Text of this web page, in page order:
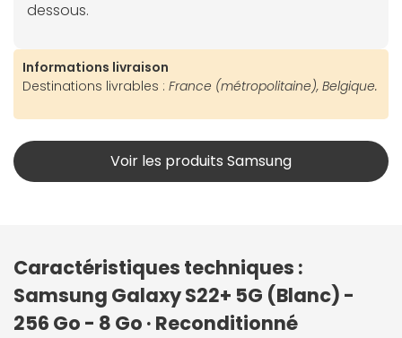
dessous.
Informations livraison
Destinations livrables : France (métropolitaine), Belgique.
Voir les produits Samsung
Caractéristiques techniques :
Samsung Galaxy S22+ 5G (Blanc) -
256 Go - 8 Go · Reconditionné